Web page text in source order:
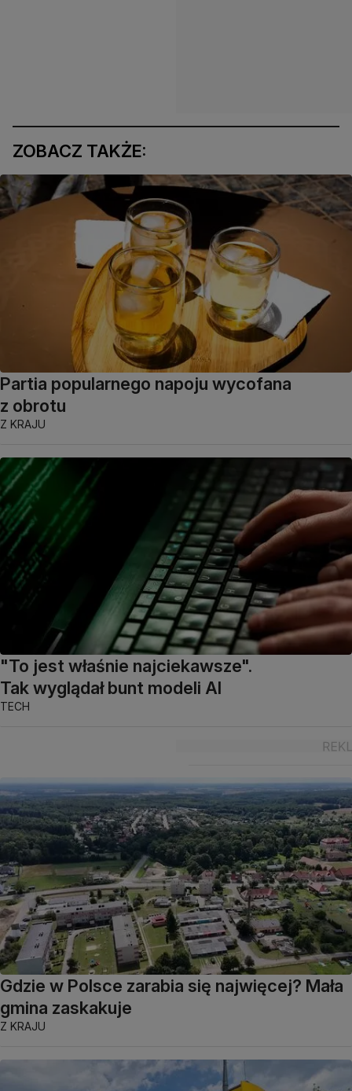
ZOBACZ TAKŻE:
Partia popularnego napoju wycofana
z obrotu
Z KRAJU
"To jest właśnie najciekawsze".
Tak wyglądał bunt modeli AI
TECH
Gdzie w Polsce zarabia się najwięcej? Mała
gmina zaskakuje
Z KRAJU